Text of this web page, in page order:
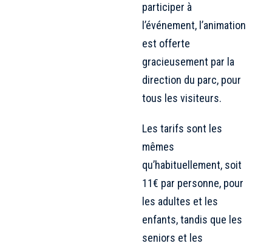
participer à
l’événement, l’animation
est offerte
gracieusement par la
direction du parc, pour
tous les visiteurs.
Les tarifs sont les
mêmes
qu’habituellement, soit
11€ par personne, pour
les adultes et les
enfants, tandis que les
seniors et les